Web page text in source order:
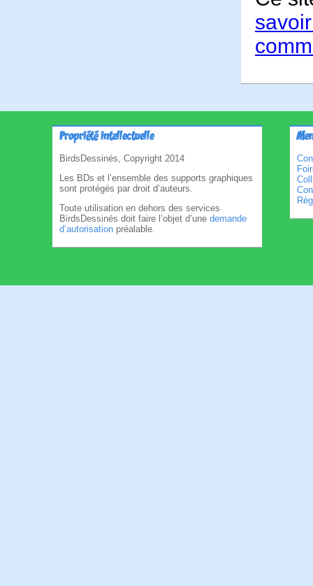
Propriété intellectuelle
BirdsDessinés, Copyright 2014
Les BDs et l’ensemble des supports graphiques
sont protégés par droit d’auteurs.
Toute utilisation en dehors des services
BirdsDessinés doit faire l’objet d’une demande
d’autorisation préalable.